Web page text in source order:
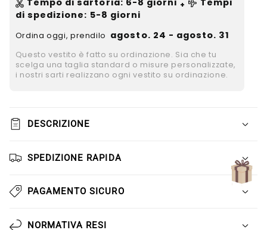
Tempo di sartoria: 6-8 giorni +
Tempi
di spedizione: 5-8 giorni
Ordina oggi, prendilo agosto. 24 - agosto. 31
Questo vestito è fatto su ordinazione. Sia che tu
scelga una taglia standard o misure personalizzate,
i nostri sarti realizzano ogni vestito su ordinazione.
DESCRIZIONE
SPEDIZIONE RAPIDA
PAGAMENTO SICURO
NORMATIVA RESI